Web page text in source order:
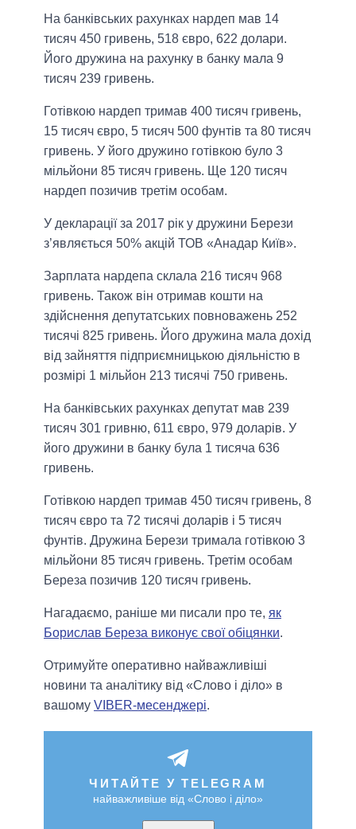
На банківських рахунках нардеп мав 14
тисяч 450 гривень, 518 євро, 622 долари.
Його дружина на рахунку в банку мала 9
тисяч 239 гривень.
Готівкою нардеп тримав 400 тисяч гривень,
15 тисяч євро, 5 тисяч 500 фунтів та 80 тисяч
гривень. У його дружино готівкою було 3
мільйони 85 тисяч гривень. Ще 120 тисяч
нардеп позичив третім особам.
У декларації за 2017 рік у дружини Берези
з’являється 50% акцій ТОВ «Анадар Київ».
Зарплата нардепа склала 216 тисяч 968
гривень. Також він отримав кошти на
здійснення депутатських повноважень 252
тисячі 825 гривень. Його дружина мала дохід
від зайняття підприємницькою діяльністю в
розмірі 1 мільйон 213 тисячі 750 гривень.
На банківських рахунках депутат мав 239
тисяч 301 гривню, 611 євро, 979 доларів. У
його дружини в банку була 1 тисяча 636
гривень.
Готівкою нардеп тримав 450 тисяч гривень, 8
тисяч євро та 72 тисячі доларів і 5 тисяч
фунтів. Дружина Берези тримала готівкою 3
мільйони 85 тисяч гривень. Третім особам
Береза позичив 120 тисяч гривень.
Нагадаємо, раніше ми писали про те, як
Борислав Береза виконує свої обіцянки.
Отримуйте оперативно найважливіші
новини та аналітику від «Слово і діло» в
вашому VIBER-месенджері.
ЧИТАЙТЕ У TELEGRAM
найважливіше від «Слово і діло»